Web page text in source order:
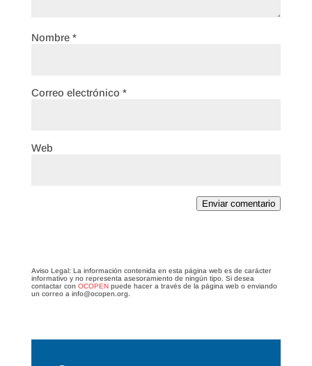
Nombre *
Correo electrónico *
Web
Enviar comentario
Aviso Legal: La información contenida en esta página web es de carácter
informativo y no representa asesoramiento de ningún tipo. Si desea
contactar con OCOPEN puede hacer a través de la página web o enviando
un correo a info@ocopen.org.